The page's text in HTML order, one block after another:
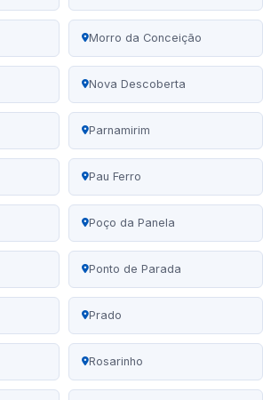
Morro da Conceição
Nova Descoberta
Parnamirim
Pau Ferro
Poço da Panela
Ponto de Parada
Prado
Rosarinho